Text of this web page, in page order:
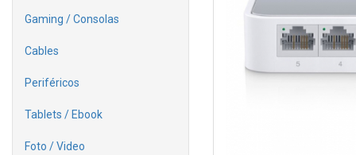
Gaming / Consolas
Cables
Periféricos
Tablets / Ebook
Foto / Video